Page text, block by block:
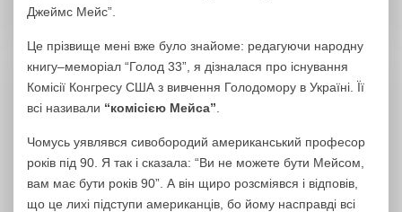
Джеймс Мейс”.
Це прізвище мені вже було знайоме: редагуючи народну
книгу–меморіал “Голод 33”, я дізналася про існування
Комісії Конгресу США з вивчення Голодомору в Україні. Її
всі називали “комісією Мейса”
Чомусь уявлявся сивобородий американський професор
років під 90. Я так і сказала: “Ви не можете бути Мейсом,
вам має бути років 90”. А він щиро розсміявся і відповів,
що це лихі підступи американців, бо йому насправді всі